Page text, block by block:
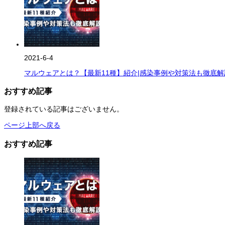
内
容・
被
害
事
例・
対
法
介
2021-6-4
マルウェアとは？【最新11種】紹介|感染事例や対策法も徹底
おすすめ記事
登録されている記事はございません。
ページ上部へ戻る
おすすめ記事